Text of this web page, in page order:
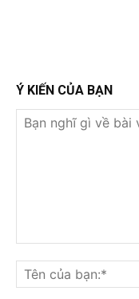
Ý KIẾN CỦA BẠN
nghĩ
gì